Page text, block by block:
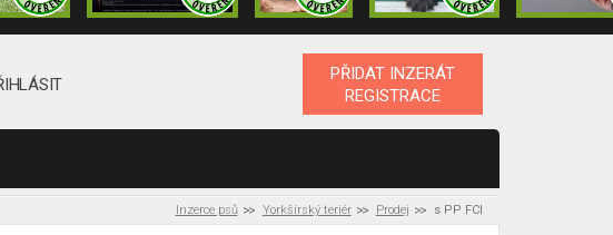
PŘIDAT INZERÁT
REGISTRACE
Inzerce psů Yorkšírský teriér Prodej s PP FCI